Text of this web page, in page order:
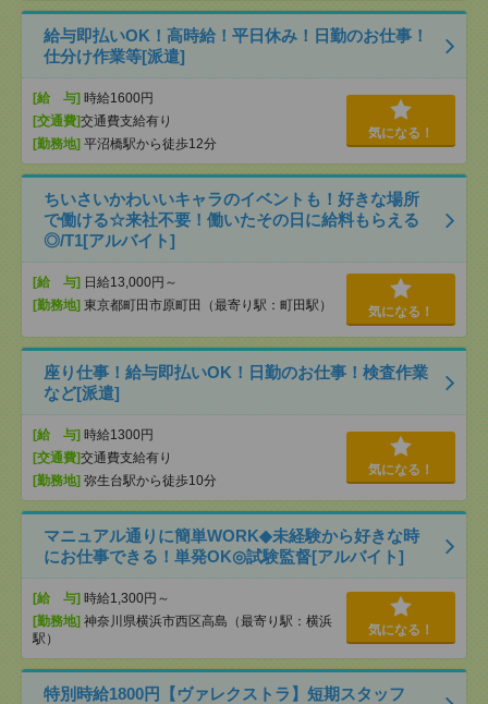
給与即払いOK！高時給！平日休み！日勤のお仕事！
仕分け作業等[派遣]
[給 与] 時給1600円
[交通費]交通費支給有り
[勤務地] 平沼橋駅から徒歩12分
気になる！
ちいさいかわいいキャラのイベントも！好きな場所
で働ける☆来社不要！働いたその日に給料もらえる
◎/T1[アルバイト]
[給 与] 日給13,000円～
[勤務地] 東京都町田市原町田（最寄り駅：町田駅） 気になる！
座り仕事！給与即払いOK！日勤のお仕事！検査作業
など[派遣]
[給 与] 時給1300円
[交通費]交通費支給有り
[勤務地] 弥生台駅から徒歩10分
気になる！
マニュアル通りに簡単WORK◆未経験から好きな時
にお仕事できる！単発OK◎試験監督[アルバイト]
[給 与] 時給1,300円～
[勤務地] 神奈川県横浜市西区高島（最寄り駅：横浜
駅）
気になる！
特別時給1800円【ヴァレクストラ】短期スタッフ